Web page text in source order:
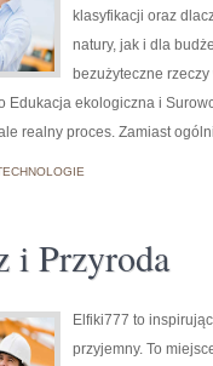
klasyfikacji oraz
natury, jak i dla
bezużyteczne
Edukacja ekologiczna i
realny proces. Zamiast
i Przyroda
Elfiki777 to
przyjemny. To